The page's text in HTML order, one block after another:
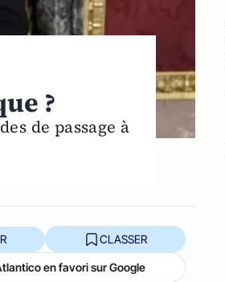
?
de passage à
CLASSER
en favori sur Google